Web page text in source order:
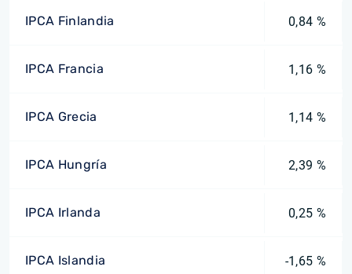
IPCA Finlandia 0,84 %
IPCA Francia 1,16 %
IPCA Grecia 1,14 %
IPCA Hungría 2,39 %
IPCA Irlanda 0,25 %
IPCA Islandia -1,65 %